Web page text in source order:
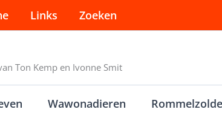
Links Zoeken
Ton Kemp en Ivonne Smit
Wawonadieren